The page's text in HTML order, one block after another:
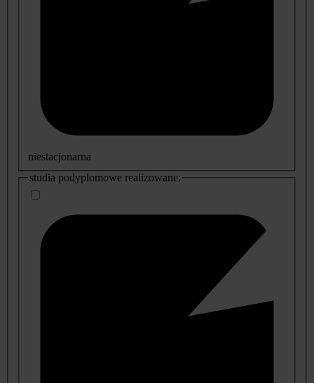
niestacjonarna
studia podyplomowe realizowane: